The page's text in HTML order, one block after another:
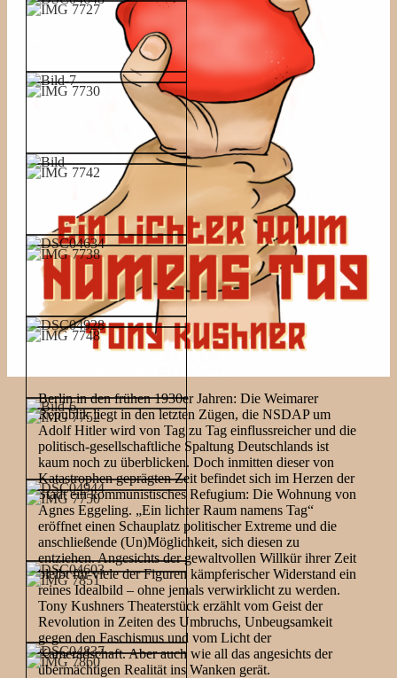
Berlin in den frühen 1930er Jahren: Die Weimarer
Republik liegt in den letzten Zügen, die NSDAP um
Adolf Hitler wird von Tag zu Tag einflussreicher und die
politisch-gesellschaftliche Spaltung Deutschlands ist
kaum noch zu überblicken. Doch inmitten dieser von
Katastrophen geprägten Zeit befindet sich im Herzen der
Stadt ein kommunistisches Refugium: Die Wohnung von
Agnes Eggeling. „Ein lichter Raum namens Tag“
eröffnet einen Schauplatz politischer Extreme und die
anschließende (Un)Möglichkeit, sich diesen zu
entziehen. Angesichts der gewaltvollen Willkür ihrer Zeit
bleibt für viele der Figuren kämpferischer Widerstand ein
reines Idealbild – ohne jemals verwirklicht zu werden.
Tony Kushners Theaterstück erzählt vom Geist der
Revolution in Zeiten des Umbruchs, Unbeugsamkeit
gegen den Faschismus und vom Licht der
Kameradschaft. Aber auch wie all das angesichts der
übermächtigen Realität ins Wanken gerät.